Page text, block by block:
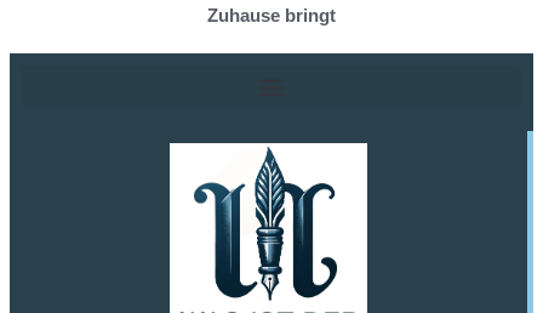
Zuhause bringt